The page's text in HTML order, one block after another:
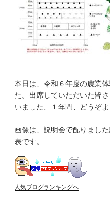
本日は、令和６年度の農業
た。出席していただいた皆
いました。１年間、どうぞよ
画像は、説明会で配りまし
表です。
人気ブログランキングへ